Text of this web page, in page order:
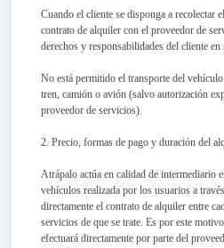
Cuando el cliente se disponga a recolectar
contrato de alquiler con el proveedor de
derechos y responsabilidades del cliente
No está permitido el transporte del
tren, camión o avión (salvo autorización
proveedor de servicios).
2. Precio, formas de pago y duración del
Atrápalo actúa en calidad de intermediario
vehículos realizada por los usuarios a
directamente el contrato de alquiler entre
servicios de que se trate. Es por este
efectuará directamente por parte del